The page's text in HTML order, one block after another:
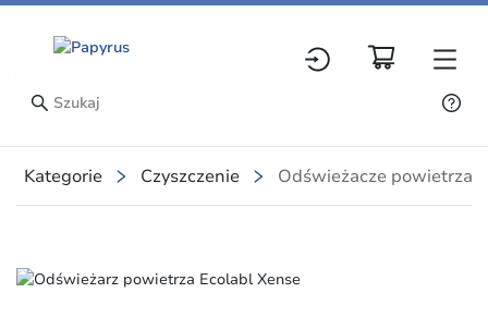
Kategorie Czyszczenie Odświeżacze powietrza
Slide 1 of 1